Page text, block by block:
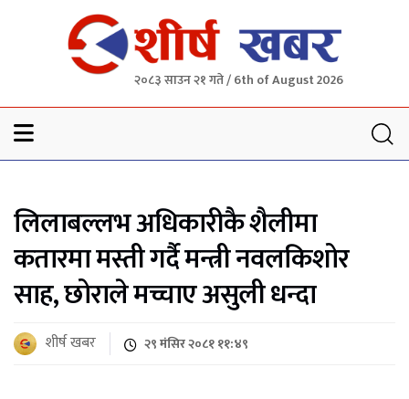
२०८३ साउन २१ गते / 6th of August 2026
लिलाबल्लभ अधिकारीकै शैलीमा
कतारमा मस्ती गर्दै मन्त्री नवलकिशोर
साह, छोराले मच्चाए असुली धन्दा
शीर्ष खबर २९ मंसिर २०८१ ११:४९